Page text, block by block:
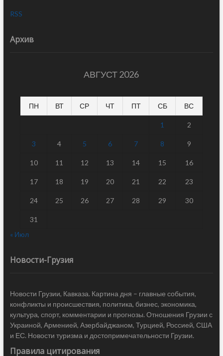
RSS
Архив
АВГУСТ 2026
ПН ВТ СР ЧТ ПТ СБ ВС
1 2
3 4 5 6 7 8 9
10 11 12 13 14 15 16
17 18 19 20 21 22 23
24 25 26 27 28 29 30
31
« Июл
Новости-Грузия
Новости Грузии, Кавказа. Картина дня – главные события,
конфликты и происшествия, политика, бизнес, экономика,
культура, спорт, комментарии и прогнозы. Отношения Грузии с
Украиной, Арменией, Азербайджаном, Турцией, Россией, США
и ЕС. Новости туризма и достопримечательности Грузии.
Правила цитирования